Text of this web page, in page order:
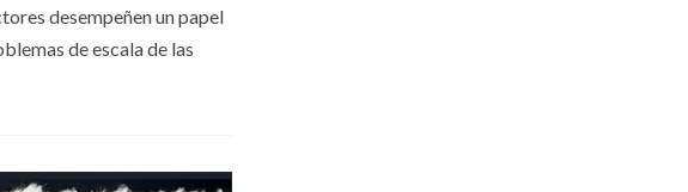
desempeñen un papel
de escala de las